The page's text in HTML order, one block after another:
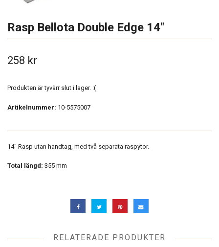
Rasp Bellota Double Edge 14"
258 kr
Produkten är tyvärr slut i lager. :(
Artikelnummer: 10-5575007
14" Rasp utan handtag, med två separata raspytor.
Total längd: 355 mm
RELATERADE PRODUKTER